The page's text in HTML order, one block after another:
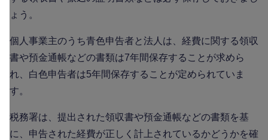
ょう。
個人事業主のうち青色申告者と法人は、経費に関する領収
書や預金通帳などの書類は7年間保存することが求めら
れ、白色申告者は5年間保存することが定められていま
す。
税務署は、提出された領収書や預金通帳などの書類を基
に、申告された経費が正しく計上されているかどうかを確